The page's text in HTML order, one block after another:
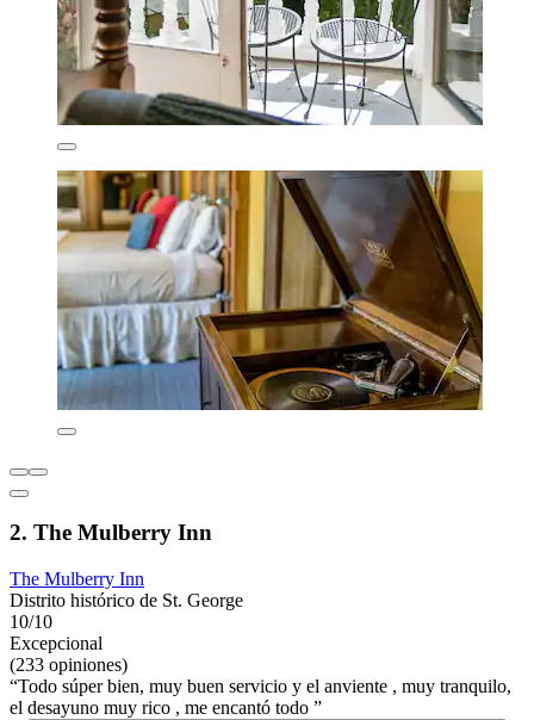
2. The Mulberry Inn
The Mulberry Inn
Distrito histórico de St. George
10/10
Excepcional
(233 opiniones)
“Todo súper bien, muy buen servicio y el anviente , muy tranquilo,
el desayuno muy rico , me encantó todo ”